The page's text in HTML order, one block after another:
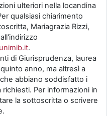
ulteriori nella locandina
qualsiasi chiarimento
Mariagrazia Rizzi,
.
di Giurisprudenza, laurea
anno, ma altresì a
abbiano soddisfatto i
Per informazioni in
la sottoscritta o scrivere